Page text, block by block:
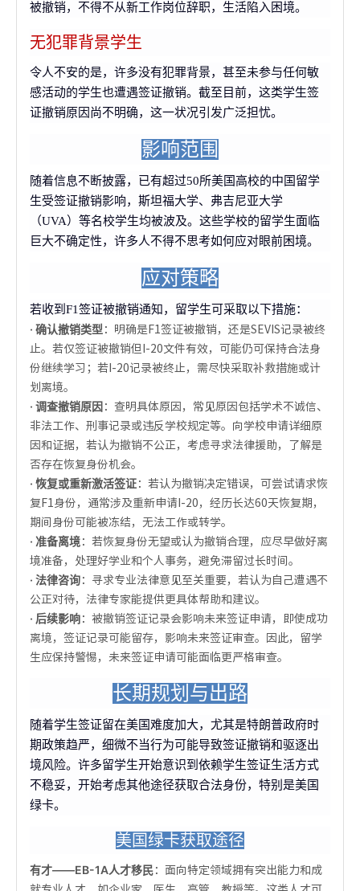
被撤销，不得不从新工作岗位辞职，生活陷入困境。
无犯罪背景学生
令人不安的是，许多没有犯罪背景，甚至未参与任何敏
感活动的学生也遭遇签证撤销。截至目前，这类学生签
证撤销原因尚不明确，这一状况引发广泛担忧。
影响范围
随着信息不断披露，已有超过50所美国高校的中国留学
生受签证撤销影响，斯坦福大学、弗吉尼亚大学
（UVA）等名校学生均被波及。这些学校的留学生面临
巨大不确定性，许多人不得不思考如何应对眼前困境。
应对策略
若收到F1签证被撤销通知，留学生可采取以下措施：
· 确认撤销类型 ：明确是F1签证被撤销，还是SEVIS记录被终
止。若仅签证被撤销但I-20文件有效，可能仍可保持合法身
份继续学习；若I-20记录被终止，需尽快采取补救措施或计
划离境。
· 调查撤销原因 ：查明具体原因，常见原因包括学术不诚信、
非法工作、刑事记录或违反学校规定等。向学校申请详细原
因和证据，若认为撤销不公正，考虑寻求法律援助，了解是
否存在恢复身份机会。
· 恢复或重新激活签证 ：若认为撤销决定错误，可尝试请求恢
复F1身份，通常涉及重新申请I-20，经历长达60天恢复期，
期间身份可能被冻结，无法工作或转学。
· 准备离境 ：若恢复身份无望或认为撤销合理，应尽早做好离
境准备，处理好学业和个人事务，避免滞留过长时间。
· 法律咨询 ：寻求专业法律意见至关重要，若认为自己遭遇不
公正对待，法律专家能提供更具体帮助和建议。
· 后续影响 ：被撤销签证记录会影响未来签证申请，即使成功
离境，签证记录可能留存，影响未来签证审查。因此，留学
生应保持警惕，未来签证申请可能面临更严格审查。
长期规划与出路
随着学生签证留在美国难度加大，尤其是特朗普政府时
期政策趋严，细微不当行为可能导致签证撤销和驱逐出
境风险。许多留学生开始意识到依赖学生签证生活方式
不稳妥，开始考虑其他途径获取合法身份，特别是美国
绿卡。
美国绿卡获取途径
有才——EB-1A人才移民 ：面向特定领域拥有突出能力和成